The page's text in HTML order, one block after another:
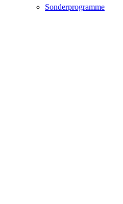
Sonderprogramme